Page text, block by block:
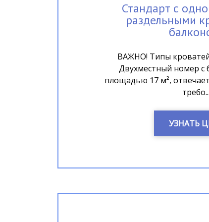
Стандарт с
раздельными
ВАЖНО! Типы
Двухместный номер с
площадью 17 м²,
требо...
УЗНАТЬ